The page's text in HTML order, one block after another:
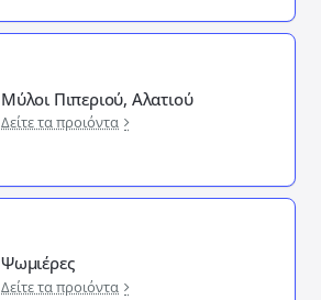
Μύλοι Πιπεριού, Αλατιού
Δείτε τα προιόντα
Ψωμιέρες
Δείτε τα προιόντα